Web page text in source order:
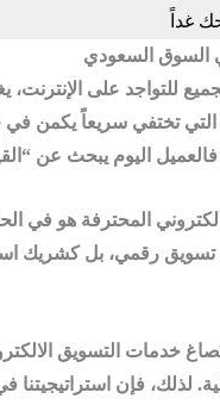
غداً
السوق السعودي
للتواجد على
تختفي سريعاً يكمن في
اليوم يبحث عن
المحترفة هو في
رقمي، بل كشريك
لذلك، فإن استراتيجيتنا